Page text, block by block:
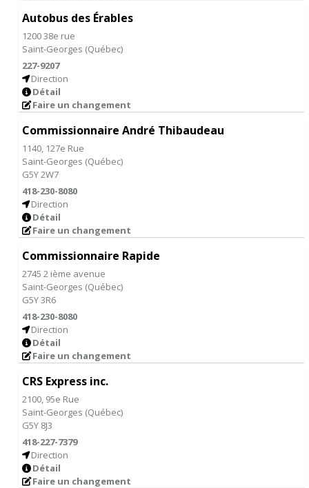
Autobus des Érables
1200 38e rue
Saint-Georges (Québec)
227-9207
Direction
Détail
Faire un changement
Commissionnaire André Thibaudeau
1140, 127e Rue
Saint-Georges (Québec)
G5Y 2W7
418-230-8080
Direction
Détail
Faire un changement
Commissionnaire Rapide
2745 2 ième avenue
Saint-Georges (Québec)
G5Y 3R6
418-230-8080
Direction
Détail
Faire un changement
CRS Express inc.
2100, 95e Rue
Saint-Georges (Québec)
G5Y 8J3
418-227-7379
Direction
Détail
Faire un changement